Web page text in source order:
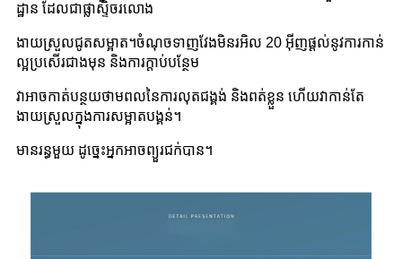
ដ្ឋាន ដែលជាផ្លាស្ទិចរលោង
ងាយស្រួលជូតសម្អាត។ចំណុចទាញវែងមិនរអិល 20 អ៊ីញផ្តល់នូវការកាន់
ល្អប្រសើរជាងមុន និងការក្តាប់បន្ថែម
វាអាចកាត់បន្ថយថាមពលនៃការលុតជង្គង់ និងពត់ខ្លួន ហើយវាកាន់តែ
ងាយស្រួលក្នុងការសម្អាតបង្គន់។
មានរន្ធមួយ ដូច្នេះអ្នកអាចព្យួរជក់បាន។